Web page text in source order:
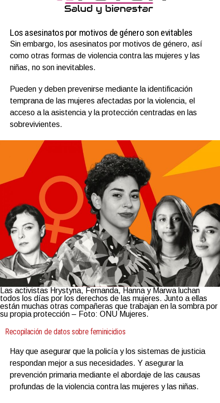
Los asesinatos por motivos de género son evitables
Sin embargo, los asesinatos por motivos de género, así
como otras formas de violencia contra las mujeres y las
niñas, no son inevitables.
Pueden y deben prevenirse mediante la identificación
temprana de las mujeres afectadas por la violencia, el
acceso a la asistencia y la protección centradas en las
sobrevivientes.
Las activistas Hrystyna, Fernanda, Hanna y Marwa luchan
todos los días por los derechos de las mujeres. Junto a ellas
están muchas otras compañeras que trabajan en la sombra por
su propia protección – Foto: ONU Mujeres.
Recopilación de datos sobre feminicidios
Hay que asegurar que la policía y los sistemas de justicia
respondan mejor a sus necesidades. Y asegurar la
prevención primaria mediante el abordaje de las causas
profundas de la violencia contra las mujeres y las niñas.